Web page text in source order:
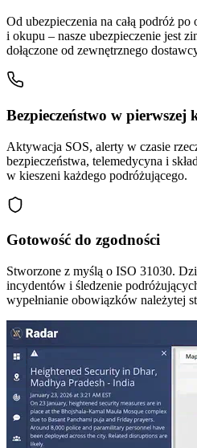
Od ubezpieczenia na całą podróż
i okupu – nasze ubezpieczenie jest
dołączone od zewnętrznego
Bezpieczeństwo w pierwszej
Aktywacja SOS, alerty w czasie
bezpieczeństwa, telemedycyna i
w kieszeni każdego podróżującego.
Gotowość do zgodności
Stworzone z myślą o ISO 31030.
incydentów i śledzenie
wypełnianie obowiązków należytej